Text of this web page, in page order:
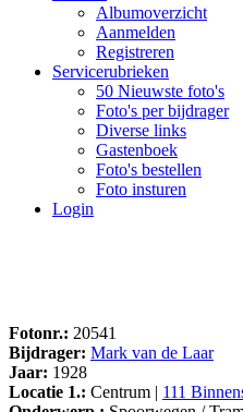
Albumoverzicht
Aanmelden
Registreren
Servicerubrieken
50 Nieuwste foto's
Foto's per bijdrager
Diverse links
Gastenboek
Foto's bestellen
Foto insturen
Login
Fotonr.: 20541
Bijdrager: Mark van de Laar
Jaar: 1928
Locatie 1.: Centrum | 111